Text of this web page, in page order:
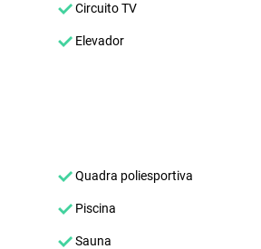
Circuito TV
Elevador
Quadra poliesportiva
Piscina
Sauna